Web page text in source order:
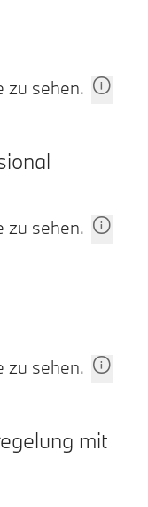
zu sehen.
zu sehen.
zu sehen.
mit